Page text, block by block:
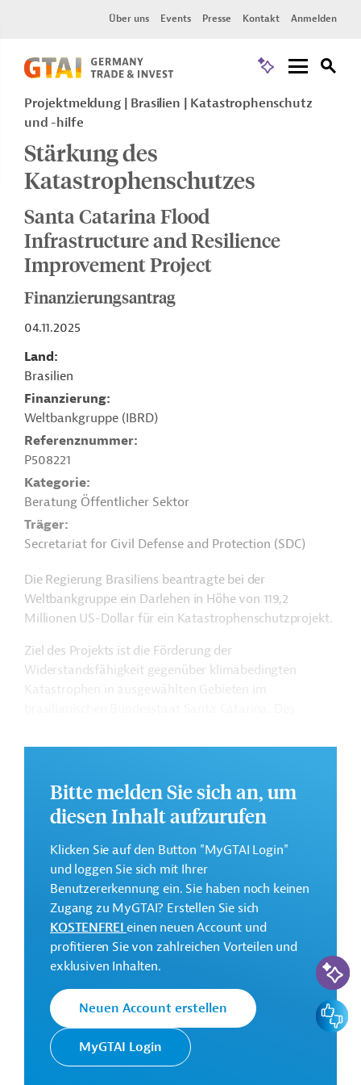
Über uns Events Presse Kontakt Anmelden
Projektmeldung Brasilien
Katastrophenschutz
und -hilfe
Stärkung des
Katastrophenschutzes
Santa Catarina Flood
Infrastructure and Resilience
Improvement Project
Finanzierungsantrag
04.11.2025
Land
Brasilien
Finanzierung
Weltbankgruppe (IBRD)
Referenznummer
P508221
Kategorie
Beratung Öffentlicher Sektor
Träger
Secretariat for Civil Defense and Protection (SDC)
Die Regierung Brasiliens beantragte bei der
Weltbankgruppe ein Darlehen in Höhe von 119,2
Millionen US-Dollar für ein Katastrophenschutzprojekt.
Ziel des Projekts ist die Förderung der
Widerstandsfähigkeit gegenüber klimabedingten
Katastrophen in ausgewählten Gebieten im
Katastrophenrisikomanagement in Santa Catarina
Weitere Informationen zu dem Entwicklungsprojekt
finden Sie auf derWebseite der Weltbankgruppe
bereitsteht.
GTAI informiert über die Weltbankgruppe:
Schwerpunkte, Regularien und praktische Hinweise zur
Geschäftsanbahnung.
Gesamtkosten:
149,4 Millionen US-Dollar
Geberbeitrag:
119,2 Millionen US-Dollar (IBRD, Darlehen; beantragt)
Kontaktadressen
Bitte melden Sie sich an, um
diesen Inhalt aufzurufen
Klicken Sie auf den Button "MyGTAI Login"
und loggen Sie sich mit Ihrer
Benutzererkennung ein. Sie haben noch keinen
Zugang zu MyGTAI? Erstellen Sie sich
KOSTENFREIeinen neuen Account und
profitieren Sie von zahlreichen Vorteilen und
exklusiven Inhalten.
Neuen Account erstellen
MyGTAI Login
KI-